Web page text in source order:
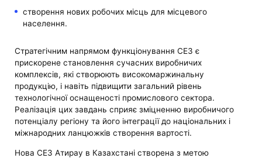
створення нових робочих місць для місцевого
населення.
Стратегічним напрямом функціонування СЕЗ є
прискорене становлення сучасних виробничих
комплексів, які створюють високомаржинальну
продукцію, і навіть підвищити загальний рівень
технологічної оснащеності промислового сектора.
Реалізація цих завдань сприяє зміцненню виробничого
потенціалу регіону та його інтеграції до національних і
міжнародних ланцюжків створення вартості.
Нова СЕЗ Атирау в Казахстані створена з метою